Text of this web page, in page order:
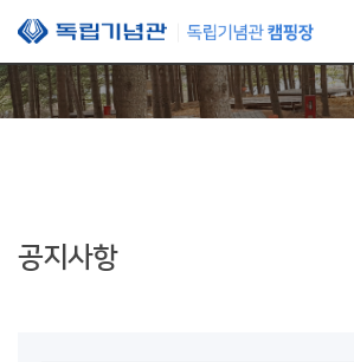
본문 바로가기
공지사항